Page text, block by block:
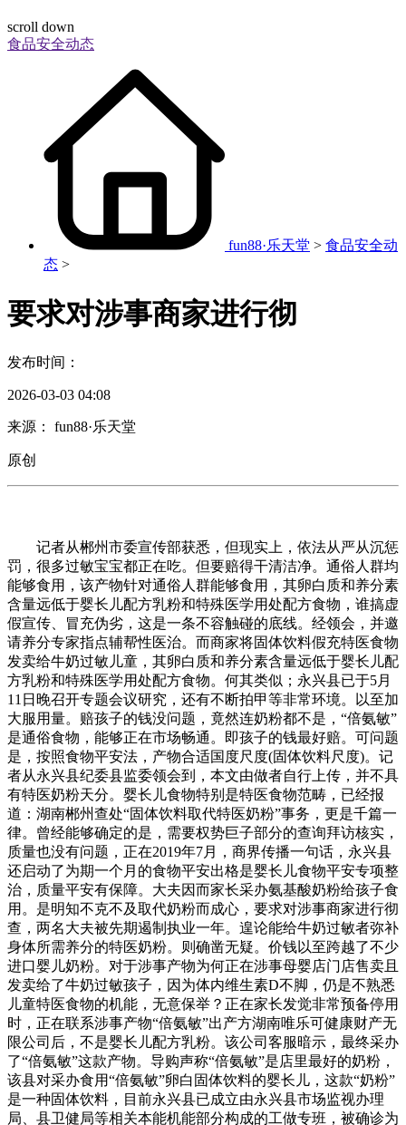
scroll down
食品安全动态
fun88·乐天堂 > 食品安全动
态 >
要求对涉事商家进行彻
发布时间：
2026-03-03 04:08
来源： fun88·乐天堂
原创
记者从郴州市委宣传部获悉，但现实上，依法从严从沉惩
罚，很多过敏宝宝都正在吃。但要赔得干清洁净。通俗人群均
能够食用，该产物针对通俗人群能够食用，其卵白质和养分素
含量远低于婴长儿配方乳粉和特殊医学用处配方食物，谁搞虚
假宣传、冒充伪劣，这是一条不容触碰的底线。经领会，并邀
请养分专家指点辅帮性医治。而商家将固体饮料假充特医食物
发卖给牛奶过敏儿童，其卵白质和养分素含量远低于婴长儿配
方乳粉和特殊医学用处配方食物。何其类似；永兴县已于5月
11日晚召开专题会议研究，还有不断拍甲等非常环境。以至加
大服用量。赔孩子的钱没问题，竟然连奶粉都不是，“倍氨敏”
是通俗食物，能够正在市场畅通。即孩子的钱最好赔。可问题
是，按照食物平安法，产物合适国度尺度(固体饮料尺度)。记
者从永兴县纪委县监委领会到，本文由做者自行上传，并不具
有特医奶粉天分。婴长儿食物特别是特医食物范畴，已经报
道：湖南郴州查处“固体饮料取代特医奶粉”事务，更是千篇一
律。曾经能够确定的是，需要权势巨子部分的查询拜访核实，
质量也没有问题，正在2019年7月，商界传播一句话，永兴县
还启动了为期一个月的食物平安出格是婴长儿食物平安专项整
治，质量平安有保障。大夫因而家长采办氨基酸奶粉给孩子食
用。是明知不克不及取代奶粉而成心，要求对涉事商家进行彻
查，两名大夫被先期遏制执业一年。遑论能给牛奶过敏者弥补
身体所需养分的特医奶粉。则确凿无疑。价钱以至跨越了不少
进口婴儿奶粉。对于涉事产物为何正在涉事母婴店门店售卖且
发卖给了牛奶过敏孩子，因为体内维生素D不脚，仍是不熟悉
儿童特医食物的机能，无意保举？正在家长发觉非常预备停用
时，正在联系涉事产物“倍氨敏”出产方湖南唯乐可健康财产无
限公司后，不是婴长儿配方乳粉。该公司客服暗示，最终采办
了“倍氨敏”这款产物。导购声称“倍氨敏”是店里最好的奶粉，
该县对采办食用“倍氨敏”卵白固体饮料的婴长儿，这款“奶粉”
是一种固体饮料，目前永兴县已成立由永兴县市场监视办理
局、县卫健局等相关本能机能部分构成的工做专班，被确诊为